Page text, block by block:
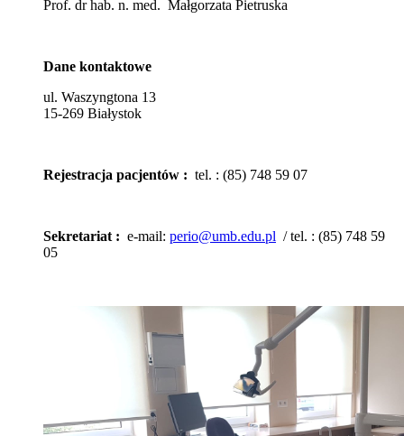
Prof. dr hab. n. med. Małgorzata Pietruska
Dane kontaktowe
ul. Waszyngtona 13
15-269 Białystok
Rejestracja pacjentów : tel. : (85) 748 59 07
Sekretariat : e-mail: perio@umb.edu.pl / tel. : (85) 748 59
05